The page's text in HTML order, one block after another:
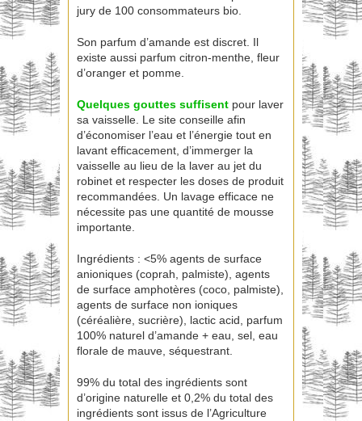
jury de 100 consommateurs bio.
Son parfum d’amande est discret. Il
existe aussi parfum citron-menthe, fleur
d’oranger et pomme.
Quelques gouttes suffisent pour laver
sa vaisselle. Le site conseille afin
d’économiser l’eau et l’énergie tout en
lavant efficacement, d’immerger la
vaisselle au lieu de la laver au jet du
robinet et respecter les doses de produit
recommandées. Un lavage efficace ne
nécessite pas une quantité de mousse
importante.
Ingrédients : <5% agents de surface
anioniques (coprah, palmiste), agents
de surface amphotères (coco, palmiste),
agents de surface non ioniques
(céréalière, sucrière), lactic acid, parfum
100% naturel d’amande + eau, sel, eau
florale de mauve, séquestrant.
99% du total des ingrédients sont
d’origine naturelle et 0,2% du total des
ingrédients sont issus de l’Agriculture